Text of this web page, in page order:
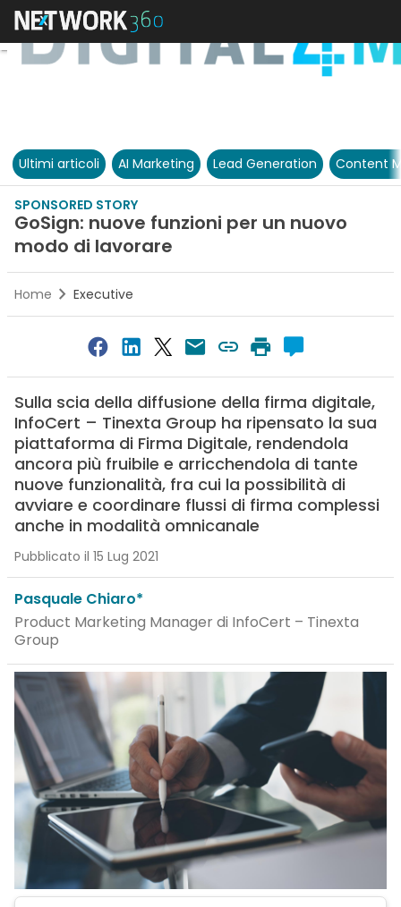
Ultimi articoli AI Marketing Lead Generation Content
SPONSORED STORY
GoSign: nuove funzioni per un nuovo
modo di lavorare
Home Executive
Sulla scia della diffusione della firma digitale,
InfoCert – Tinexta Group ha ripensato la sua
piattaforma di Firma Digitale, rendendola
ancora più fruibile e arricchendola di tante
nuove funzionalità, fra cui la possibilità di
avviare e coordinare flussi di firma complessi
anche in modalità omnicanale
Pubblicato il 15 Lug 2021
Pasquale Chiaro*
Product Marketing Manager di InfoCert – Tinexta
Group